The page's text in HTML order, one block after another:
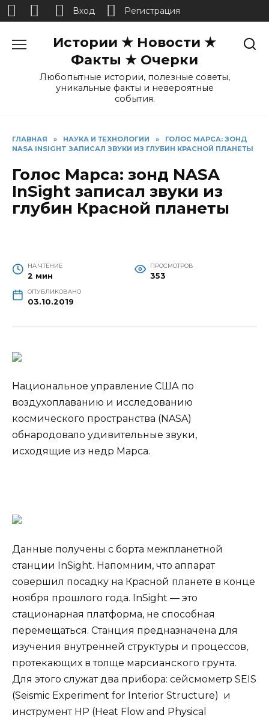
Истории ★ Новости ★
Факты ★ Очерки
Любопытные истории, полезные советы,
уникальные факты и невероятные
события.
ГЛАВНАЯ » НАУКА И ТЕХНОЛОГИИ »
ГОЛОС МАРСА: ЗОНД
NASA INSIGHT ЗАПИСАЛ ЗВУКИ ИЗ ГЛУБИН КРАСНОЙ ПЛАНЕТЫ
Голос Марса: зонд NASA
InSight записал звуки из
глубин Красной планеты
НА ЧТЕНИЕ
2 мин
ПРОСМОТРОВ
353
ОПУБЛИКОВАНО
03.10.2019
Национальное управление США по
воздухоплаванию и исследованию
космического пространства (NASA)
обнародовало удивительные звуки,
исходящие из недр Марса.
Данные получены с борта межпланетной
станции InSight. Напомним, что аппарат
совершил посадку на Красной планете в конце
ноября прошлого года. InSight — это
стационарная платформа, не способная
перемещаться. Станция предназначена для
изучения внутренней структуры и процессов,
протекающих в толще марсианского грунта.
Для этого служат два прибора: сейсмометр SEIS
(Seismic Experiment for Interior Structure) и
инструмент HP (Heat Flow and Physical
Вход Регистрация